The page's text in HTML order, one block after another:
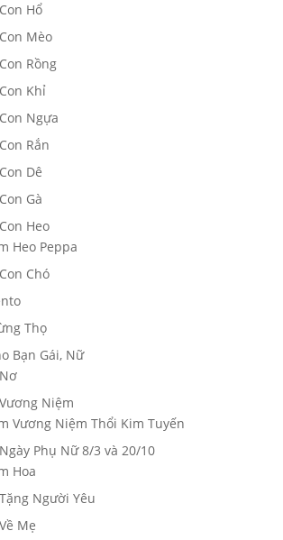
Hổ
Mèo
Rồng
Khỉ
Ngựa
Rắn
Dê
Gà
Heo
Heo Peppa
Chó
Thọ
Bạn Gái, Nữ
Niệm
Vương Niệm Thổi Kim Tuyến
Phụ Nữ 8/3 và 20/10
Hoa
Người Yêu
Mẹ